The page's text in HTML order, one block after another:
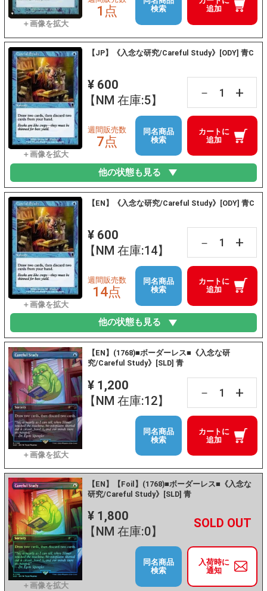
追加
1点
検索
【JP】《入念な研究/Careful Study》[ODY] 青C
¥ 600
【NM 在庫:5】
－ +
カートに
追加
週間販売数
7点
同名商品
検索
他の状態も見る
【EN】《入念な研究/Careful Study》[ODY] 青C
¥ 600
【NM 在庫:14】
－ +
カートに
追加
週間販売数
14点
同名商品
検索
他の状態も見る
【EN】(1768)■ボーダーレス■《入念な研
究/Careful Study》[SLD] 青
¥ 1,200
【NM 在庫:12】
－ +
カートに
追加
同名商品
検索
【EN】【Foil】(1768)■ボーダーレス■《入念な
研究/Careful Study》[SLD] 青
¥ 1,800
【NM 在庫:0】
－ +
入荷時に
通知
同名商品
検索